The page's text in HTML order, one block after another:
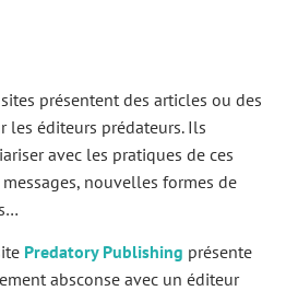
présentent des articles ou des
les éditeurs prédateurs. Ils
avec les pratiques de ces
nouvelles formes de
Predatory Publishing présente
absconse avec un éditeur